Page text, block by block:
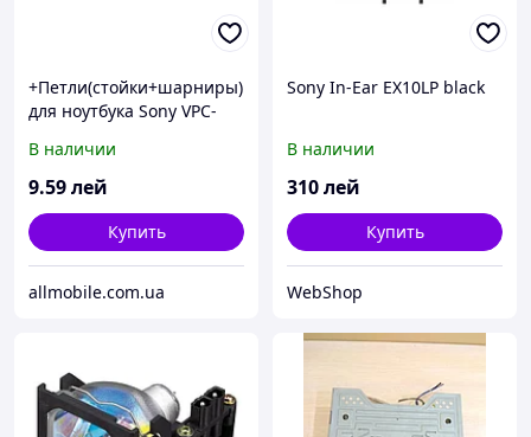
+Петли(стойки+шарниры)
для ноутбука Sony VPC-
комплект
В наличии
9.59лей
Купить
allmobile.com.ua
Sony In-Ear EX10LP black
В наличии
310лей
Купить
WebShop